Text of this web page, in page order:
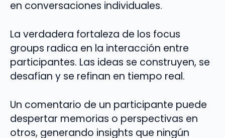
en conversaciones individuales.
La verdadera fortaleza de los focus
groups radica en la interacción entre
participantes. Las ideas se construyen, se
desafían y se refinan en tiempo real.
Un comentario de un participante puede
despertar memorias o perspectivas en
otros, generando insights que ningún